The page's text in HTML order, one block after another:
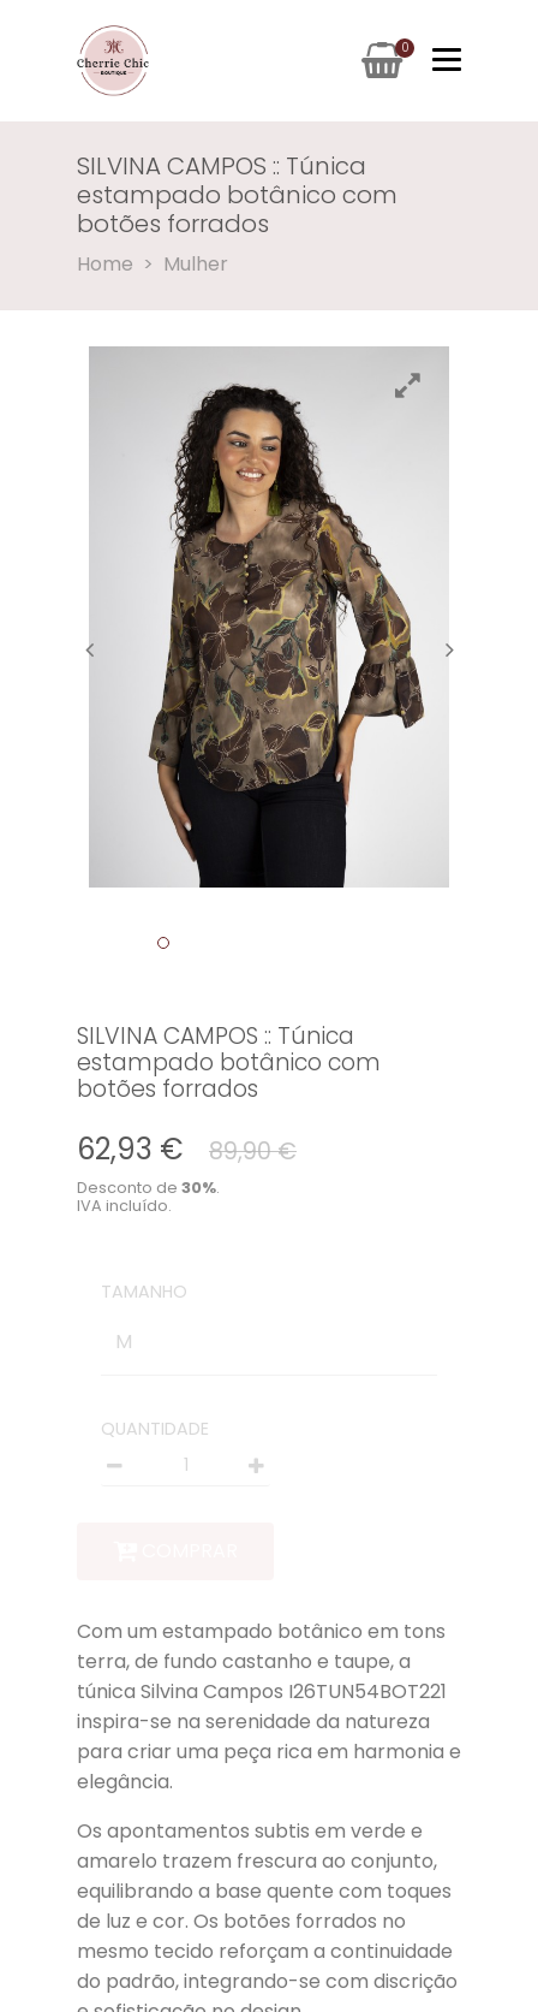
0
SILVINA CAMPOS :: Túnica
estampado botânico com
botões forrados
Home Mulher
SILVINA CAMPOS :: Túnica
estampado botânico com
botões forrados
62,93 € 89,90 €
Desconto de 30%.
IVA incluído.
Quantidade
TAMANHO
M
QUANTIDADE
Com um estampado botânico em tons
terra, de fundo castanho e taupe, a
túnica Silvina Campos I26TUN54BOT221
inspira-se na serenidade da natureza
para criar uma peça rica em harmonia e
elegância.
Os apontamentos subtis em verde e
amarelo trazem frescura ao conjunto,
equilibrando a base quente com toques
de luz e cor. Os botões forrados no
mesmo tecido reforçam a continuidade
do padrão, integrando-se com discrição